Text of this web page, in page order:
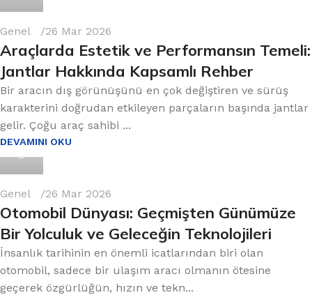
Genel 26 Mar 2026
Araçlarda Estetik ve Performansın Temeli:
Jantlar Hakkında Kapsamlı Rehber
Bir aracın dış görünüşünü en çok değiştiren ve sürüş
karakterini doğrudan etkileyen parçaların başında jantlar
gelir. Çoğu araç sahibi ...
DEVAMINI OKU
Genel 26 Mar 2026
Otomobil Dünyası: Geçmişten Günümüze
Bir Yolculuk ve Geleceğin Teknolojileri
İnsanlık tarihinin en önemli icatlarından biri olan
otomobil, sadece bir ulaşım aracı olmanın ötesine
geçerek özgürlüğün, hızın ve tekn...